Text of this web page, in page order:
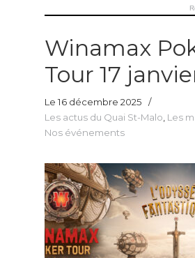
Winamax
Tour 17
Le 16 décembre 2025
/
Les actus du Quai St-Malo Les
Nos événements